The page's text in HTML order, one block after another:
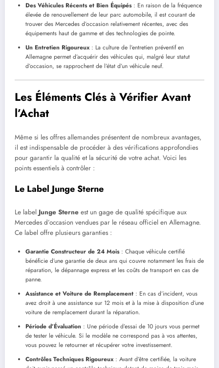
Des Véhicules Récents et Bien Équipés: En raison de la fréquence
élevée de renouvellement de leur parc automobile, il est courant de
trouver des Mercedes d’occasion relativement récentes, avec des
équipements haut de gamme et des technologies de pointe.
Un Entretien Rigoureux : La culture de l’entretien préventif en
Allemagne permet d’acquérir des véhicules qui, malgré leur statut
d’occasion, se rapprochent de l’état d’un véhicule neuf.
Les Éléments Clés à Vérifier Avant
l’Achat
Même si les offres allemandes présentent de nombreux avantages,
il est indispensable de procéder à des vérifications approfondies
pour garantir la qualité et la sécurité de votre achat. Voici les
points essentiels à contrôler :
Le Label Junge Sterne
Le label Junge Sterne est un gage de qualité spécifique aux
Mercedes d’occasion vendues par le réseau officiel en Allemagne.
Ce label offre plusieurs garanties :
Garantie Constructeur de 24 Mois: Chaque véhicule certifié
bénéficie d’une garantie de deux ans qui couvre notamment les frais de
réparation, le dépannage express et les coûts de transport en cas de
panne.
Assistance et Voiture de Remplacement : En cas d’incident, vous
avez droit à une assistance sur 12 mois et à la mise à disposition d’une
voiture de remplacement durant la réparation.
Période d’Évaluation : Une période d’essai de 10 jours vous permet
de tester le véhicule. Si le modèle ne correspond pas à vos attentes,
vous pouvez le retourner et récupérer votre investissement.
Contrôles Techniques Rigoureux : Avant d’être certifiée, la voiture